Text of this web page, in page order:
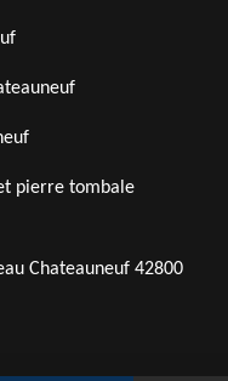
pierre tombale
Chateauneuf 42800